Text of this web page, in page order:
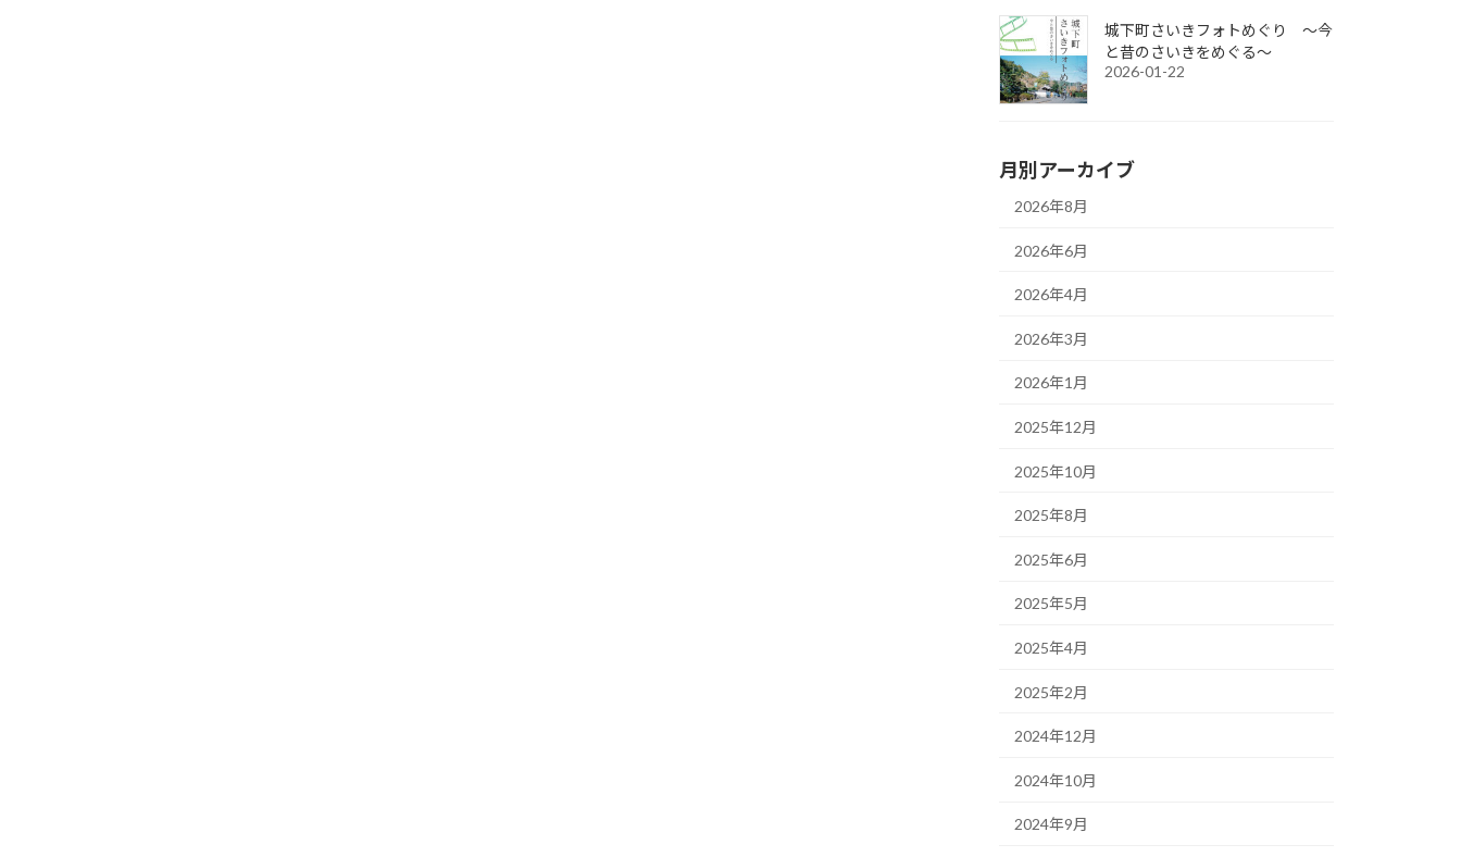
城下町さいきフォトめぐり ～今
と昔のさいきをめぐる～
2026-01-22
月別アーカイブ
2026年8月
2026年6月
2026年4月
2026年3月
2026年1月
2025年12月
2025年10月
2025年8月
2025年6月
2025年5月
2025年4月
2025年2月
2024年12月
2024年10月
2024年9月